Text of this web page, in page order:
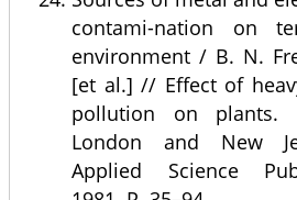
contami-nation on
environment / В. N.
[et al.] // Effect of
pollution on plants.
London and New
Applied Science